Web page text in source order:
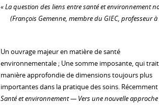
« La question des liens entre santé et environnement
(François Gemenne, membre du GIEC, professeur
Un ouvrage majeur en matière de santé
environnementale ; Une somme imposante, qui
manière approfondie de dimensions toujours plus
importantes dans la pratique des soins.
Santé et environnement — Vers une nouvelle